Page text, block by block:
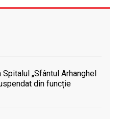
„Sfântul Arhanghel
din funcție